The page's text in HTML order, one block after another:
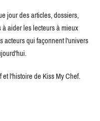
jour des articles, dossiers,
aider les lecteurs à mieux
acteurs qui façonnent l'univers
l'histoire de Kiss My Chef.